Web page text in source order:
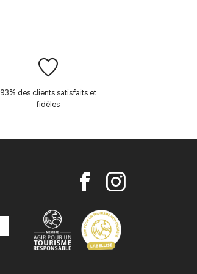
93% des clients satisfaits et
fidèles